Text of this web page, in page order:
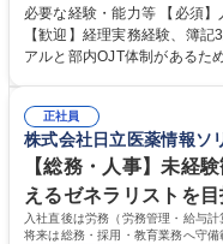
度改定などのコア業務にも挑戦
理、給与計算、社会保険手
き、社内規定の改定や人事制
でも質問・相談できる環境が
集職種 【森ビルG】人事・
リモート可
必要な経験・能力等 【必須
【歓迎】経理実務経験、簿
アルと部内OJT体制があるた
務に挑戦できるため、自身の
きます。 残業少なめ、週1日
ち長期活躍できる環境です
キャリアを築きたい」という
歴・資格 学歴：大学院 大学
簿記検定1級 日商簿記検定2
正社員
株式会社日立医薬情報ソ
【総務・人事】未経
えるゼネラリストを
入社直後は労務（労務管理・給与
将来は総務・採用・教育業務へ守